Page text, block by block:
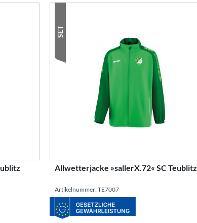
SET
Allwetterjacke »sallerX.72« SC Teublitz
Artikelnummer: TE7007